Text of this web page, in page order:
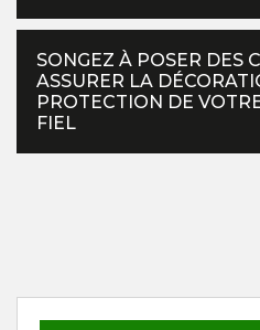
SONGEZ À POSER DES
ASSURER LA
PROTECTION DE
FIEL